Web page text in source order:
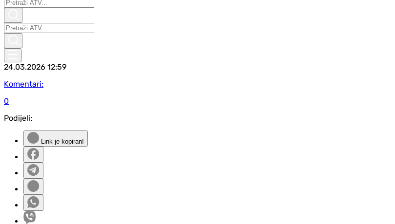
24.03.2026 12:59
Komentari:
0
Podijeli:
Link je kopiran!